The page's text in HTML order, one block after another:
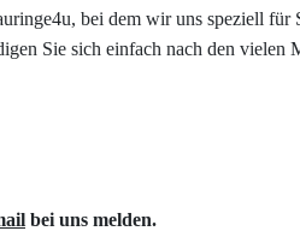
bei dem wir uns speziell für
Sie sich einfach nach den vielen
bei uns melden.